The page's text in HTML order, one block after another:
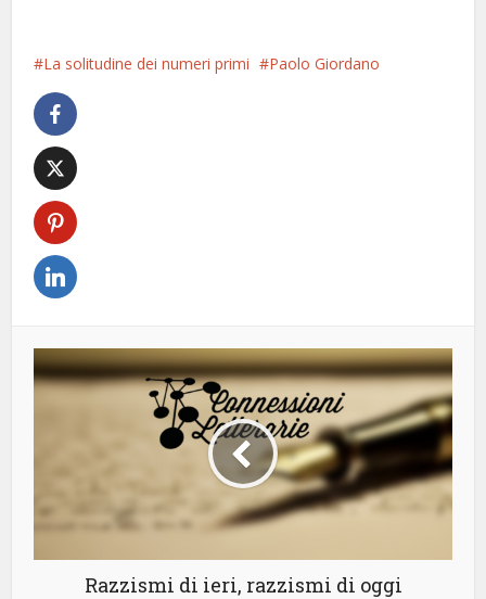
La solitudine dei numeri primi Paolo Giordano
Razzismi di ieri, razzismi di oggi